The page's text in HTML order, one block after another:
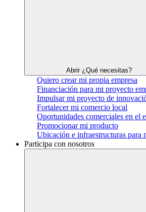
Abrir ¿Qué necesitas?
Quiero crear mi propia empresa
Financiación para mi proyecto
Impulsar mi proyecto de
Fortalecer mi comercio local
Oportunidades comerciales en el
Promocionar mi producto
Ubicación e infraestructuras para
Participa con nosotros